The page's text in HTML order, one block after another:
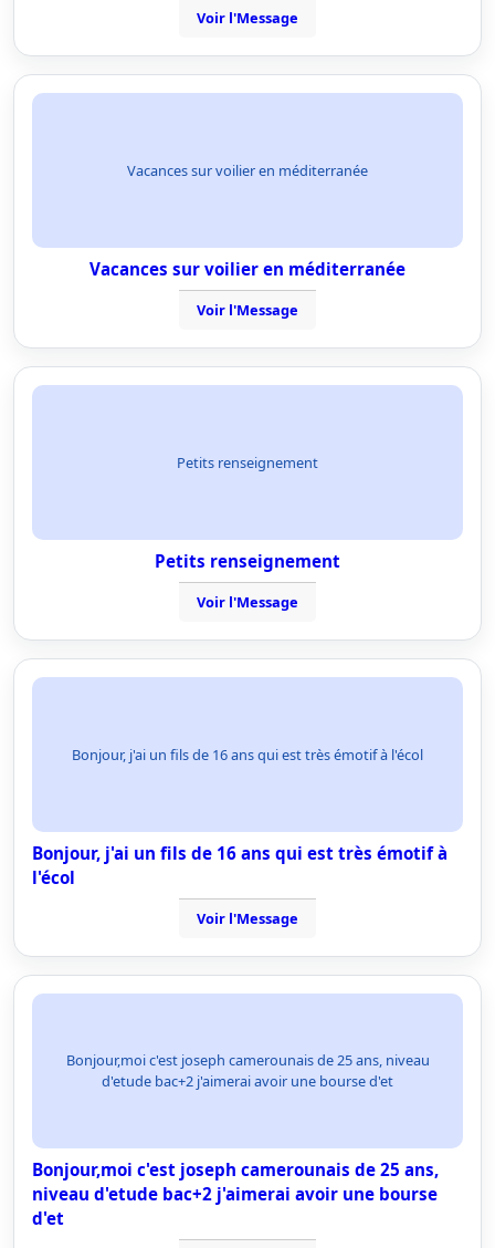
Voir l'Message
Vacances sur voilier en méditerranée
Vacances sur voilier en méditerranée
Voir l'Message
Petits renseignement
Petits renseignement
Voir l'Message
Bonjour, j'ai un fils de 16 ans qui est très émotif à l'écol
Bonjour, j'ai un fils de 16 ans qui est très émotif à
l'écol
Voir l'Message
Bonjour,moi c'est joseph camerounais de 25 ans, niveau
d'etude bac+2 j'aimerai avoir une bourse d'et
Bonjour,moi c'est joseph camerounais de 25 ans,
niveau d'etude bac+2 j'aimerai avoir une bourse
d'et